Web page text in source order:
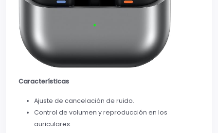
Características
Ajuste de cancelación de ruido.
Control de volumen y reproducción en los
auriculares.